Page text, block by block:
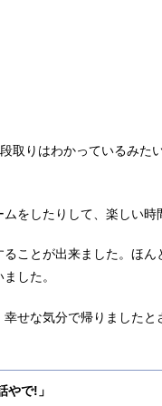
取りはわかっているみた
をしたりして、楽しい時
ことが出来ました。ほん
した。
せな気分で帰りましたと
やで!」